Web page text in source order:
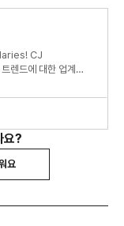
CJ
렌드에 대한 업계
요?
요